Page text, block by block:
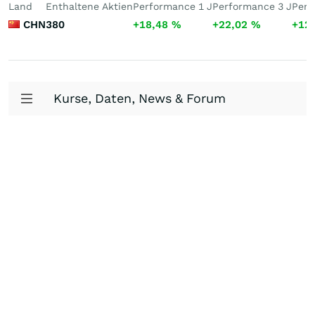
Land
CHN
Enthaltene Aktien
380
Performance 1 J
+18,48 %
Performance 3 J
+22,02 %
Kurse, Daten, News & Forum